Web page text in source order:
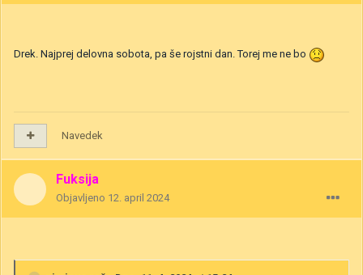
Drek. Najprej delovna sobota, pa še rojstni dan. Torej me ne bo
Navedek
Fuksija
Objavljeno 12. april 2024